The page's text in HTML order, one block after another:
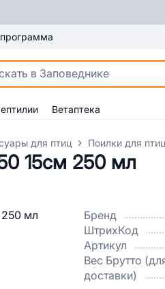
Ветаптека
для птиц Поилки для птиц
15см 250 мл
Бренд
ШтрихКод
Артикул
Вес Брутто
доставки)